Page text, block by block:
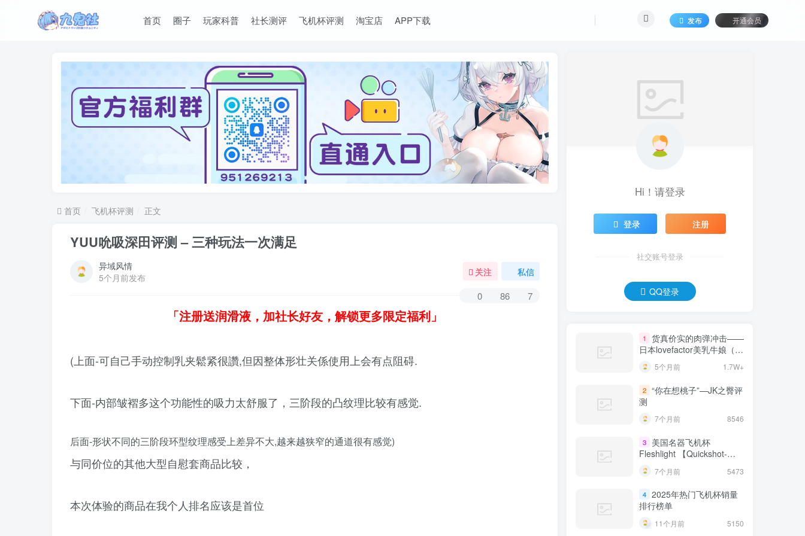
首页 圈子 玩家科普 社长测评 飞机杯评测 淘宝店 APP下载 发布 开通会员
首页 飞机杯评测 正文
YUU吮吸深田评测 – 三种玩法一次满足
异域风情
5个月前发布
关注 私信
0 86 7
「注册送润滑液，加社长好友，解锁更多限定福利」
(上面-可自己手动控制乳夹鬆紧很讚,但因整体形壮关係使用上会有点阻碍.
下面-内部皱褶多这个功能性的吸力太舒服了，三阶段的凸纹理比较有感觉.
后面-形状不同的三阶段环型纹理感受上差异不大,越来越狭窄的通道很有感觉)
与同价位的其他大型自慰套商品比较，
本次体验的商品在我个人排名应该是首位
Hi！请登录
登录 注册
社交账号登录
QQ登录
1
货真价实的肉弹冲击——
日本lovefactor美乳牛娘（大
副标题]5个月前 1.7W+
2 “你在想桃子”—JK之臀评
测
7个月前 8546
3
美国名器飞机杯
Fleshlight 【Quickshot-
评测 7个月前 5473
4 2025年热门飞机杯销量
排行榜单
11个月前 5150